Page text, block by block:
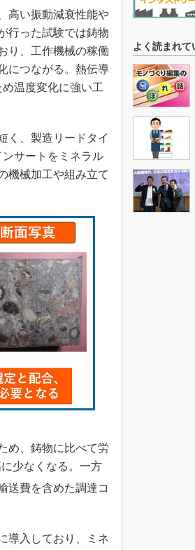
高い振動減衰性能や
行った試験では鋳物
り、工作機械の稼働
につながる。熱伝導
温度変化に強い工
く、製造リードタイ
サートをミネラル
機械加工や組み立て
め、鋳物に比べて労
少なくなる。一方
送費を含めた調達コ
導入しており、ミネ
よく読まれて